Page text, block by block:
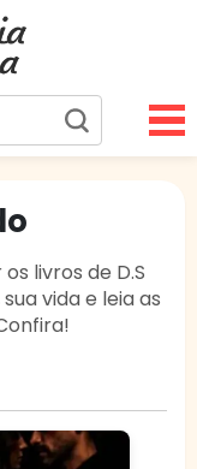
Gratuita
livros de D.S
vida e leia as